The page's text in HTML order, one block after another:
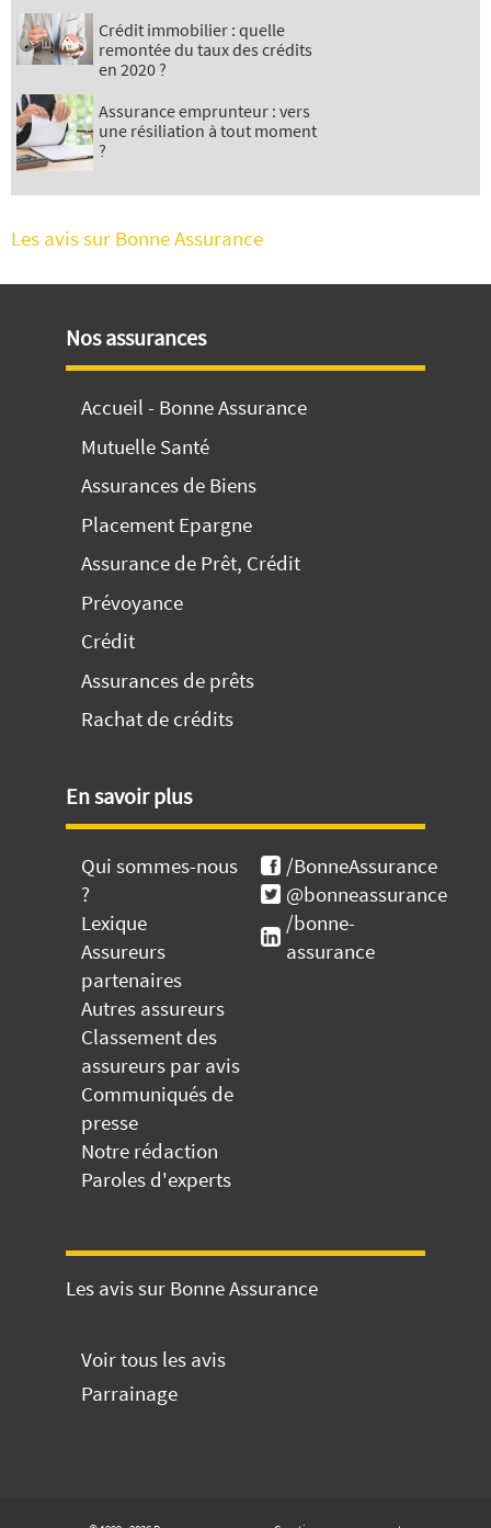
Crédit immobilier : quelle
remontée du taux des crédits
en 2020 ?
Assurance emprunteur : vers
une résiliation à tout moment
?
Les avis sur Bonne Assurance
Nos assurances
Accueil - Bonne Assurance
Mutuelle Santé
Assurances de Biens
Placement Epargne
Assurance de Prêt, Crédit
Prévoyance
Crédit
Assurances de prêts
Rachat de crédits
En savoir plus
Qui sommes-nous
?
Lexique
Assureurs
partenaires
Autres assureurs
Classement des
assureurs par avis
Communiqués de
presse
Notre rédaction
Paroles d'experts
/BonneAssurance
@bonneassurance
/bonne-
assurance
Les avis sur Bonne Assurance
Voir tous les avis
Parrainage